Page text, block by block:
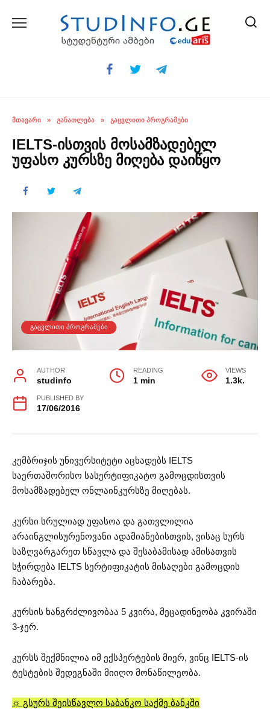
ᲛᲗᲐᲕᲐᲠᲘ » ᲒᲐᲜᲐᲗᲚᲔᲑᲐ » ᲒᲐᲪᲕᲚᲘᲗᲘ ᲞᲠᲝᲒᲠᲐᲛᲔᲑᲘ
IELTS-ისთვის მოსამზადებელ
უფასო კურსზე მიღება დაიწყო
ᲒᲐᲪᲕᲚᲘᲗᲘ ᲞᲠᲝᲒᲠᲐᲛᲔᲑᲘ
AUTHOR
studinfo
READING
1 min
VIEWS
1.3k.
PUBLISHED BY
17/06/2016
კემბრიჯის უნივერსიტეტი აცხადებს IELTS
საერთაშორისო სასერტიფიკატო გამოცდისთვის
მოსამზადებელ ონლაინკურსზე მიღებას.
კურსი სრულიად უფასოა და გათვლილია
არაინგლისურენოვანი ადამიანებისთვის, ვისაც სურს
საზღვარგარეთ სწავლა და შესაბამისად ამისათვის
სჭირდება IELTS სერტიფიკატის მისაღები გამოცდის
ჩაბარება.
კურსის ხანგრძლივობაა 5 კვირა, მეცადინეობა კვირაში
3-ჯერ.
კურსს შექმნილია იმ ექსპერტების მიერ, ვინც IELTS-ის
ტესტების შედეგნაში მიიღო მონაწილეობა.
☼ გსურს შეისწავლო საბანკო საქმე ბანკში